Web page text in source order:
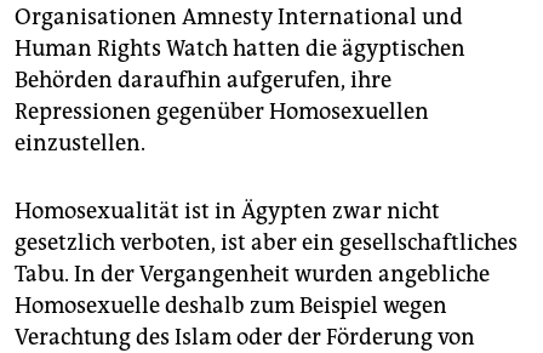
Organisationen Amnesty International und
Human Rights Watch hatten die ägyptischen
Behörden daraufhin aufgerufen, ihre
Repressionen gegenüber Homosexuellen
einzustellen.
Homosexualität ist in Ägypten zwar nicht
gesetzlich verboten, ist aber ein gesellschaftliches
Tabu. In der Vergangenheit wurden angebliche
Homosexuelle deshalb zum Beispiel wegen
Verachtung des Islam oder der Förderung von